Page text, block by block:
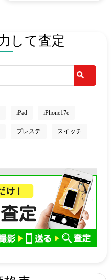
して査定
iPad iPhone17e
プレステ スイッチ